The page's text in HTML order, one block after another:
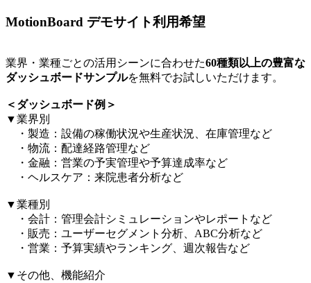
MotionBoard デモサイト利用希望
業界・業種ごとの活用シーンに合わせた60種類以上の豊富な
ダッシュボードサンプルを無料でお試しいただけます。​
＜ダッシュボード例＞​
▼業界別​
・製造：設備の稼働状況や生産状況、在庫管理など​
・物流：配達経路管理など​
・金融：営業の予実管理や予算達成率など​
・ヘルスケア：来院患者分析など​
▼業種別​
・会計：管理会計シミュレーションやレポートなど​
・販売：ユーザーセグメント分析、ABC分析など​
・営業：予算実績やランキング、週次報告など​
▼その他、機能紹介​